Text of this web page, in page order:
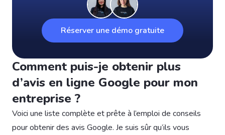
Réserver une démo gratuite
Comment puis-je obtenir plus
d’avis en ligne Google pour mon
entreprise ?
Voici une liste complète et prête à l’emploi de conseils
pour obtenir des avis Google. Je suis sûr qu’ils vous